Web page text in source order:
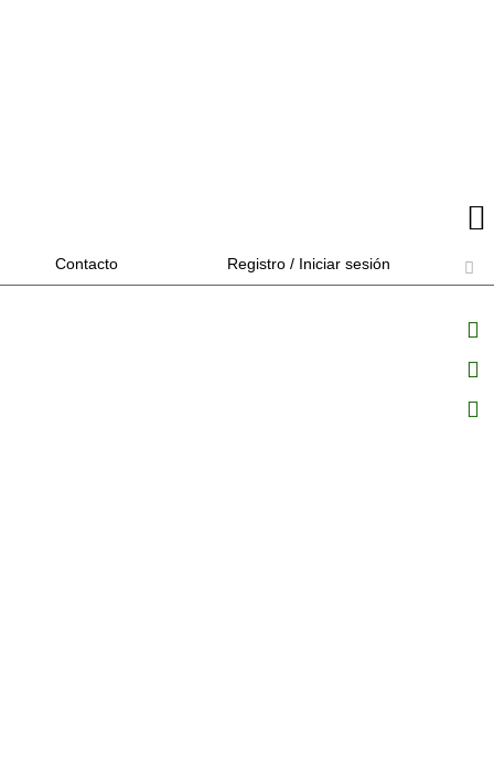
Contacto Registro / Iniciar sesión